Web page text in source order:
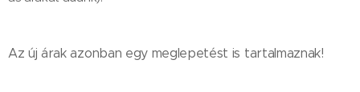
Az új árak azonban egy meglepetést is tartalmaznak!